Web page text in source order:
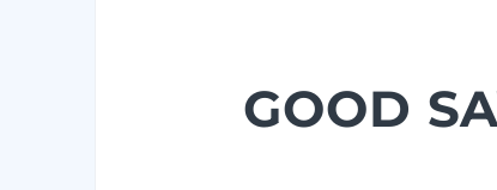
GOOD